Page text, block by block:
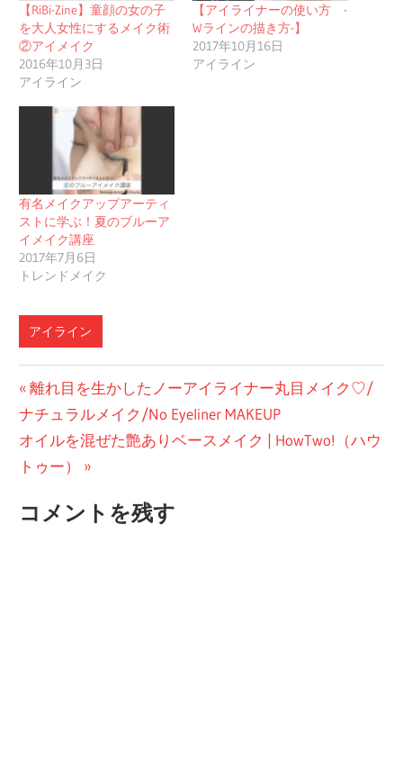
【RiBi-Zine】童顔の女の子
を大人女性にするメイク術
②アイメイク
2016年10月3日
アイライン
【アイライナーの使い方 -
Wラインの描き方-】
2017年10月16日
アイライン
有名メイクアップアーティ
ストに学ぶ！夏のブルーア
イメイク講座
2017年7月6日
トレンドメイク
アイライン
投
稿
ナ
ゲ
前
の
投
稿:
離れ目を生かしたノーアイライナー丸目メイク♡/
ナチュラルメイク/No Eyeliner MAKEUP
次
の
稿:
オイルを混ぜた艶ありベースメイク | HowTwo!（ハウ
トゥー）
コメントを残す